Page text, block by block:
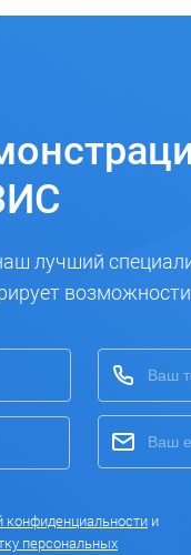
лучший
конфиденциальности и
персональных